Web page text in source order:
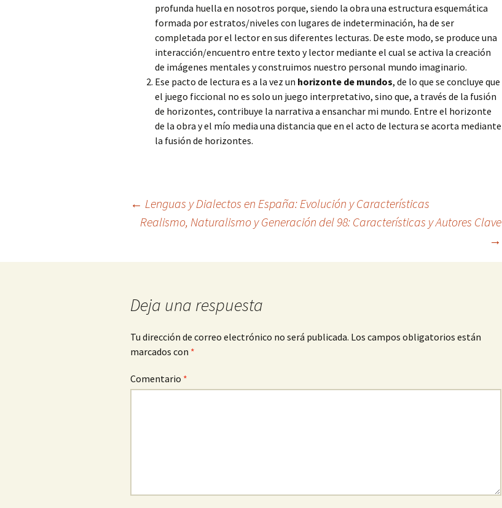
profunda huella en nosotros porque, siendo la obra una estructura esquemática
formada por estratos/niveles con lugares de indeterminación, ha de ser
completada por el lector en sus diferentes lecturas. De este modo, se produce una
interacción/encuentro entre texto y lector mediante el cual se activa la creación
de imágenes mentales y construimos nuestro personal mundo imaginario.
Ese pacto de lectura es a la vez un horizonte de mundos, de lo que se concluye que
el juego ficcional no es solo un juego interpretativo, sino que, a través de la fusión
de horizontes, contribuye la narrativa a ensanchar mi mundo. Entre el horizonte
de la obra y el mío media una distancia que en el acto de lectura se acorta mediante
la fusión de horizontes.
Navegación
← Lenguas y Dialectos en España: Evolución y Características
Realismo, Naturalismo y Generación del 98: Características y Autores Clave
→
Deja una respuesta
Tu dirección de correo electrónico no será publicada. Los campos obligatorios están
marcados con *
Comentario *